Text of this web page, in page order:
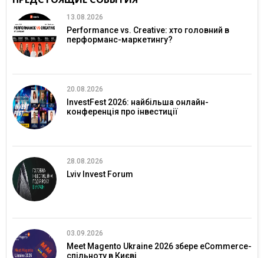
13.08.2026
Performance vs. Creative: хто головний в
перформанс-маркетингу?
20.08.2026
InvestFest 2026: найбільша онлайн-
конференція про інвестиції
28.08.2026
Lviv Invest Forum
03.09.2026
Meet Magento Ukraine 2026 збере eCommerce-
спільноту в Києві